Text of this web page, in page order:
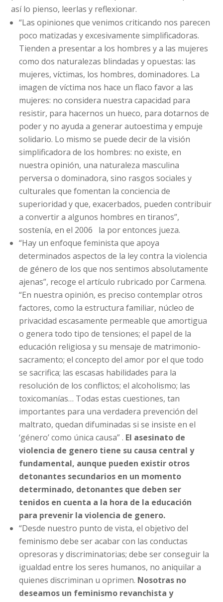
así lo pienso, leerlas y reflexionar.
“Las opiniones que venimos criticando nos parecen
poco matizadas y excesivamente simplificadoras.
Tienden a presentar a los hombres y a las mujeres
como dos naturalezas blindadas y opuestas: las
mujeres, víctimas, los hombres, dominadores. La
imagen de víctima nos hace un flaco favor a las
mujeres: no considera nuestra capacidad para
resistir, para hacernos un hueco, para dotarnos de
poder y no ayuda a generar autoestima y empuje
solidario. Lo mismo se puede decir de la visión
simplificadora de los hombres: no existe, en
nuestra opinión, una naturaleza masculina
perversa o dominadora, sino rasgos sociales y
culturales que fomentan la conciencia de
superioridad y que, exacerbados, pueden contribuir
a convertir a algunos hombres en tiranos”,
sostenía, en el 2006 la por entonces jueza.
“Hay un enfoque feminista que apoya
determinados aspectos de la ley contra la violencia
de género de los que nos sentimos absolutamente
ajenas”, recoge el artículo rubricado por Carmena.
“En nuestra opinión, es preciso contemplar otros
factores, como la estructura familiar, núcleo de
privacidad escasamente permeable que amortigua
o genera todo tipo de tensiones; el papel de la
educación religiosa y su mensaje de matrimonio-
sacramento; el concepto del amor por el que todo
se sacrifica; las escasas habilidades para la
resolución de los conflictos; el alcoholismo; las
toxicomanías… Todas estas cuestiones, tan
importantes para una verdadera prevención del
maltrato, quedan difuminadas si se insiste en el
‘género’ como única causa” . El asesinato de
violencia de genero tiene su causa central y
fundamental, aunque pueden existir otros
detonantes secundarios en un momento
determinado, detonantes que deben ser
tenidos en cuenta a la hora de la educación
para prevenir la violencia de genero.
“Desde nuestro punto de vista, el objetivo del
feminismo debe ser acabar con las conductas
opresoras y discriminatorias; debe ser conseguir la
igualdad entre los seres humanos, no aniquilar a
quienes discriminan u oprimen. Nosotras no
deseamos un feminismo revanchista y